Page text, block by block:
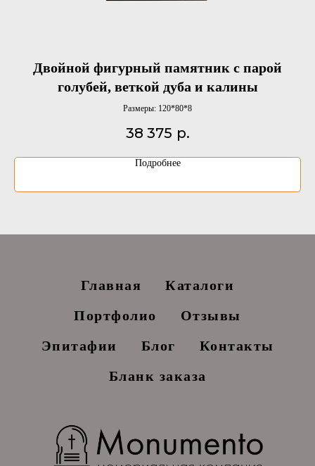
Двойной фигурный памятник с парой
голубей, веткой дуба и калины
Размеры: 120*80*8
38 375 р.
Подробнее
Главная
Каталоги
Портфолио
Отзывы
Эпитафии
Блог
Контакты
Бланк заказа